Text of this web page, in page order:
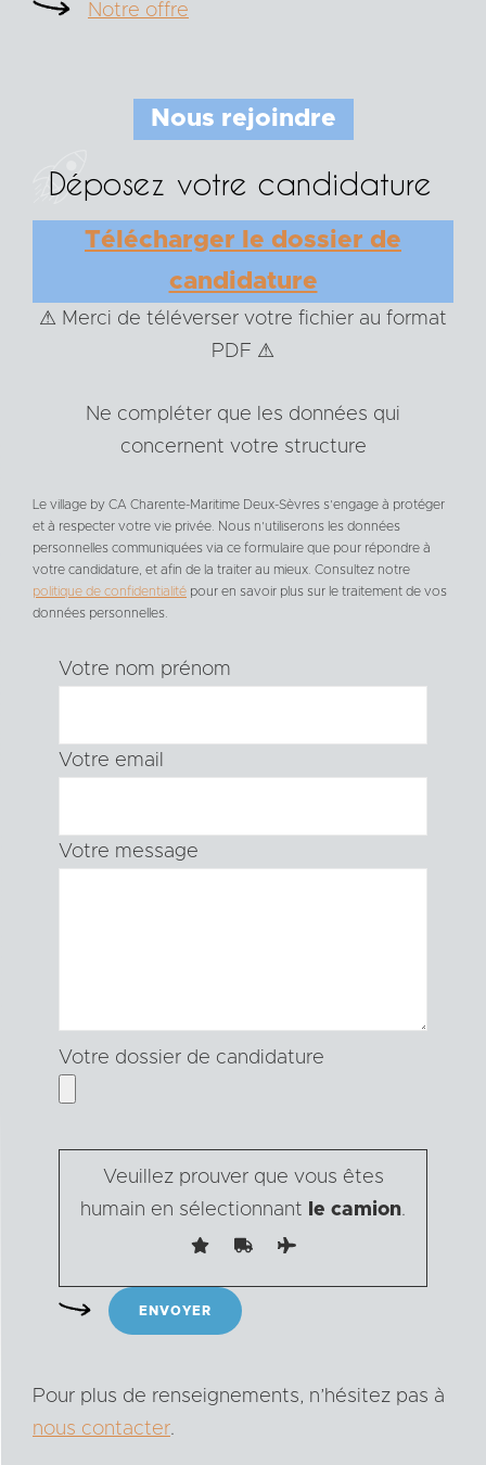
Notre offre
Nous rejoindre
Déposez votre candidature
Télécharger le dossier de
candidature
⚠ Merci de téléverser votre fichier au format
PDF ⚠
Ne compléter que les données qui
concernent votre structure
Le village by CA Charente-Maritime Deux-Sèvres s’engage à protéger
et à respecter votre vie privée. Nous n’utiliserons les données
personnelles communiquées via ce formulaire que pour répondre à
votre candidature, et afin de la traiter au mieux. Consultez notre
politique de confidentialité pour en savoir plus sur le traitement de vos
données personnelles.
Votre nom prénom
Votre email
Votre message
Votre dossier de candidature
Veuillez prouver que vous êtes
humain en sélectionnant le camion.
Pour plus de renseignements, n’hésitez pas à
nous contacter.